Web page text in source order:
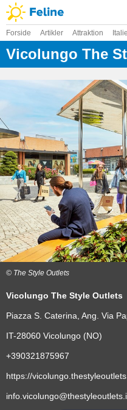
Forside Artikler Attraktion
Vicolungo The
© The Style Outlets
Vicolungo The Style Outlets
Piazza S. Caterina, Ang. Via
IT-28060 Vicolungo (NO)
+390321875967
https://